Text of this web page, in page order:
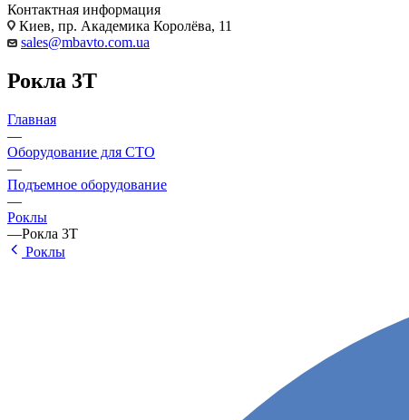
Контактная информация
Киев, пр. Академика Королёва, 11
sales@mbavto.com.ua
Рокла 3Т
Главная
—
Оборудование для СТО
—
Подъемное оборудование
—
Роклы
—Рокла 3Т
Роклы